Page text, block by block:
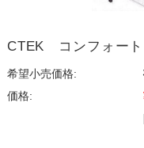
CTEK コンフォート
希望小売価格:
価格: